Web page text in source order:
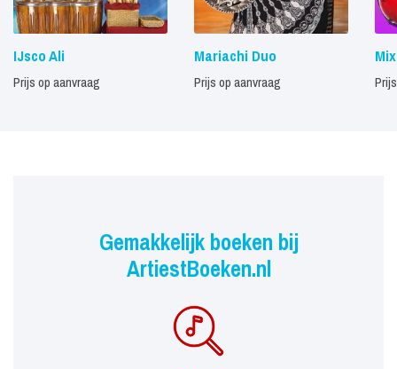
IJsco Ali
Prijs op aanvraag
Mariachi Duo
Prijs op aanvraag
Gemakkelijk boeken bij
ArtiestBoeken.nl